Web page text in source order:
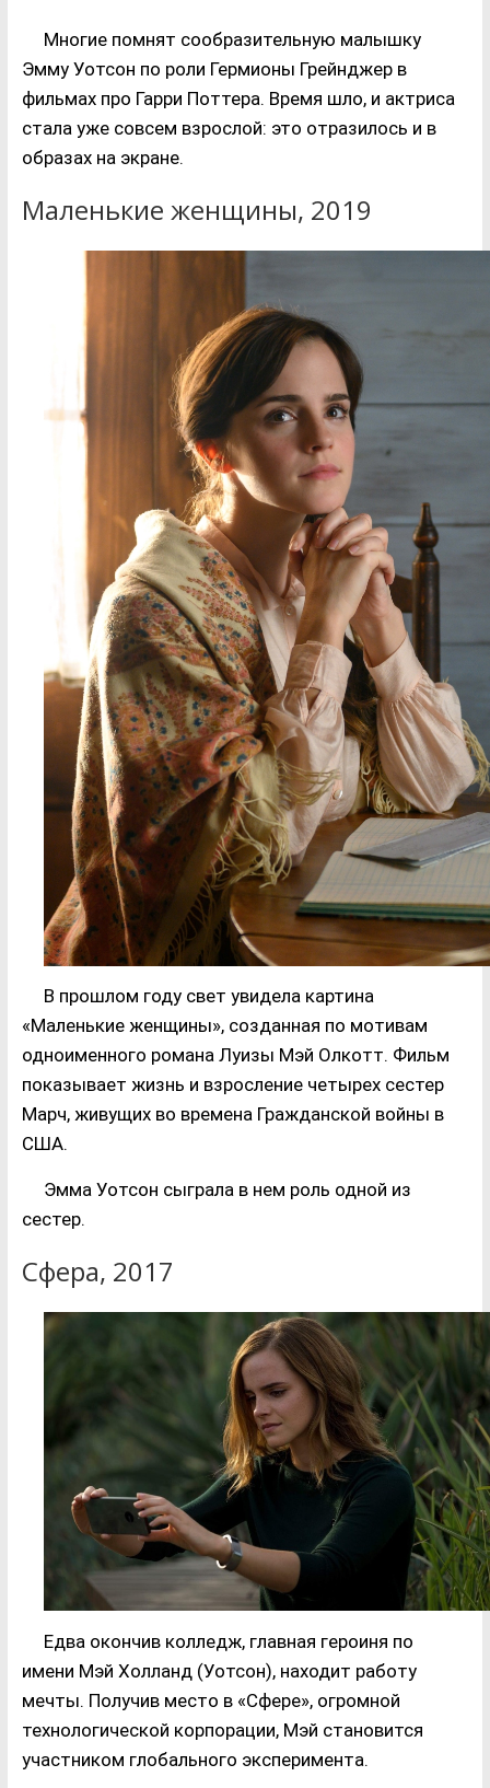
Многие помнят сообразительную малышку
Эмму Уотсон по роли Гермионы Грейнджер в
фильмах про Гарри Поттера. Время шло, и актриса
стала уже совсем взрослой: это отразилось и в
образах на экране.
Маленькие женщины, 2019
В прошлом году свет увидела картина
«Маленькие женщины», созданная по мотивам
одноименного романа Луизы Мэй Олкотт. Фильм
показывает жизнь и взросление четырех сестер
Марч, живущих во времена Гражданской войны в
США.
Эмма Уотсон сыграла в нем роль одной из
сестер.
Сфера, 2017
Едва окончив колледж, главная героиня по
имени Мэй Холланд (Уотсон), находит работу
мечты. Получив место в «Сфере», огромной
технологической корпорации, Мэй становится
участником глобального эксперимента.